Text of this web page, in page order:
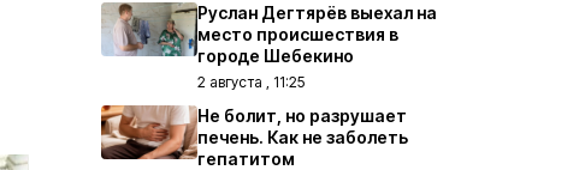
Руслан Дегтярёв выехал на
место происшествия в
городе Шебекино
2 августа , 11:25
Не болит, но разрушает
печень. Как не заболеть
гепатитом